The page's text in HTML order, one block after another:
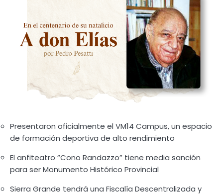
Presentaron oficialmente el VM14 Campus, un espacio
de formación deportiva de alto rendimiento
El anfiteatro “Cono Randazzo” tiene media sanción
para ser Monumento Histórico Provincial
Sierra Grande tendrá una Fiscalía Descentralizada y